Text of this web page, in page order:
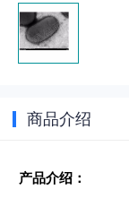
商品介绍
产品介绍：